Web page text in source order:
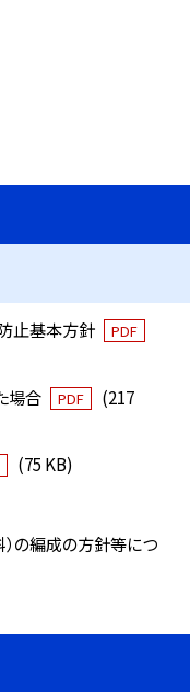
止基本方針 PDF
場合
PDF
(217
(75 KB)
の編成の方針等につ